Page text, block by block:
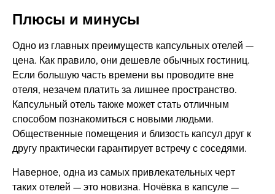
Плюсы и минусы
Одно из главных преимуществ капсульных отелей —
цена. Как правило, они дешевле обычных гостиниц.
Если большую часть времени вы проводите вне
отеля, незачем платить за лишнее пространство.
Капсульный отель также может стать отличным
способом познакомиться с новыми людьми.
Общественные помещения и близость капсул друг к
другу практически гарантирует встречу с соседями.
Наверное, одна из самых привлекательных черт
таких отелей — это новизна. Ночёвка в капсуле —